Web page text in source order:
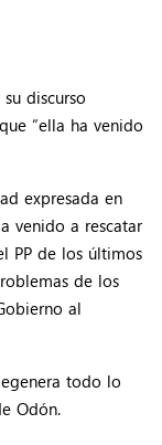
discurso
“ella ha venido
expresada en
venido a rescatar
PP de los últimos
de los
al
todo lo
Odón.